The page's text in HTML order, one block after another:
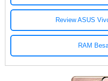
Review ASUS
RAM